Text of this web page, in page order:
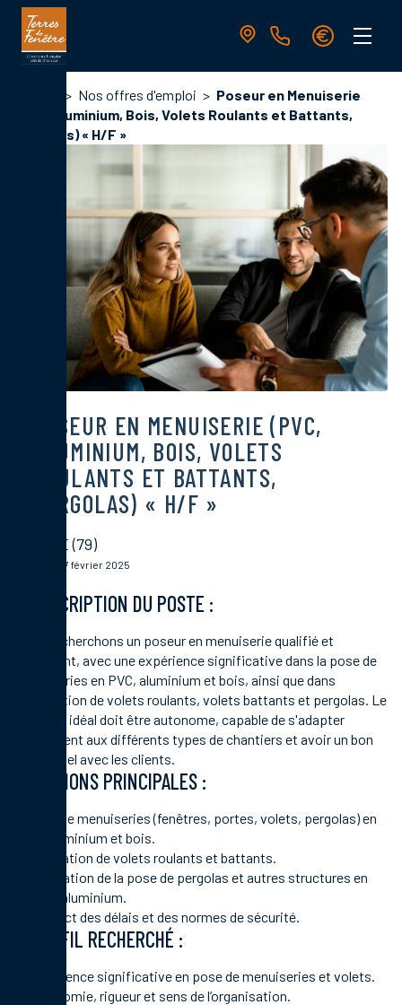
Aller
contenu
principale
Nos offres d'emploi
Poseur en Menuiserie
(PVC, Aluminium, Bois, Volets Roulants et Battants,
Pergolas) « H/F »
POSEUR EN MENUISERIE (PVC,
ALUMINIUM, BOIS, VOLETS
ROULANTS ET BATTANTS,
PERGOLAS) « H/F »
ECHIRE (79)
Publié le 27 février 2025
DESCRIPTION DU POSTE :
Nous recherchons un poseur en menuiserie qualifié et
polyvalent, avec une expérience significative dans la pose de
menuiseries en PVC, aluminium et bois, ainsi que dans
l'installation de volets roulants, volets battants et pergolas. Le
candidat idéal doit être autonome, capable de s'adapter
rapidement aux différents types de chantiers et avoir un bon
relationnel avec les clients.
MISSIONS PRINCIPALES :
Pose de menuiseries (fenêtres, portes, volets, pergolas) en
PVC, aluminium et bois.
Installation de volets roulants et battants.
Réalisation de la pose de pergolas et autres structures en
bois ou aluminium.
Respect des délais et des normes de sécurité.
PROFIL RECHERCHÉ :
Expérience significative en pose de menuiseries et volets.
Autonomie, rigueur et sens de l’organisation.